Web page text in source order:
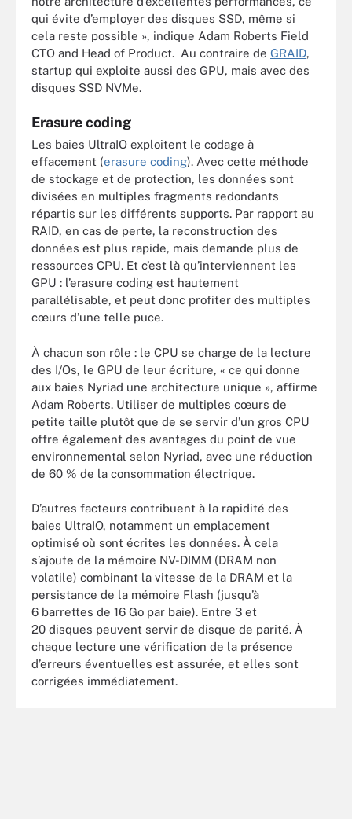
qui évite d’employer des disques SSD, même si
cela reste possible », indique Adam Roberts Field
CTO and Head of Product. Au contraire de GRAID,
startup qui exploite aussi des GPU, mais avec des
disques SSD NVMe.
Erasure coding
Les baies UltraIO exploitent le codage à
effacement (erasure coding). Avec cette méthode
de stockage et de protection, les données sont
divisées en multiples fragments redondants
répartis sur les différents supports. Par rapport au
RAID, en cas de perte, la reconstruction des
données est plus rapide, mais demande plus de
ressources CPU. Et c’est là qu’interviennent les
GPU : l’erasure coding est hautement
parallélisable, et peut donc profiter des multiples
cœurs d’une telle puce.
À chacun son rôle : le CPU se charge de la lecture
des I/Os, le GPU de leur écriture, « ce qui donne
aux baies Nyriad une architecture unique », affirme
Adam Roberts. Utiliser de multiples cœurs de
petite taille plutôt que de se servir d’un gros CPU
offre également des avantages du point de vue
environnemental selon Nyriad, avec une réduction
de 60 % de la consommation électrique.
D’autres facteurs contribuent à la rapidité des
baies UltraIO, notamment un emplacement
optimisé où sont écrites les données. À cela
s’ajoute de la mémoire NV-DIMM (DRAM non
volatile) combinant la vitesse de la DRAM et la
persistance de la mémoire Flash (jusqu’à
6 barrettes de 16 Go par baie). Entre 3 et
20 disques peuvent servir de disque de parité. À
chaque lecture une vérification de la présence
d’erreurs éventuelles est assurée, et elles sont
corrigées immédiatement.